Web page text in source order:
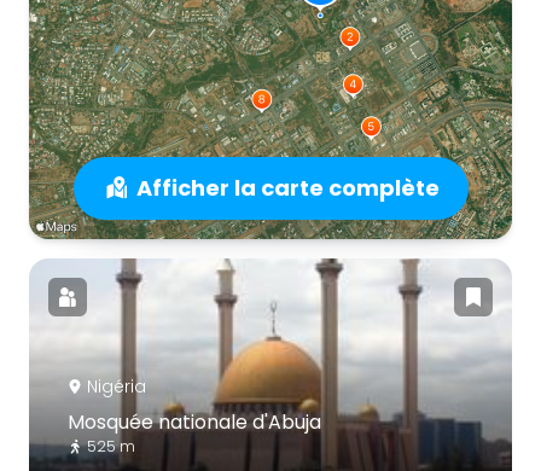
Afficher la carte complète
Nigéria
Mosquée nationale d'Abuja
525 m